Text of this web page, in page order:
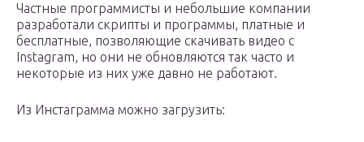
Частные программисты и небольшие компании
разработали скрипты и программы, платные и
бесплатные, позволяющие скачивать видео с
Instagram, но они не обновляются так часто и
некоторые из них уже давно не работают.
Из Инстаграмма можно загрузить: